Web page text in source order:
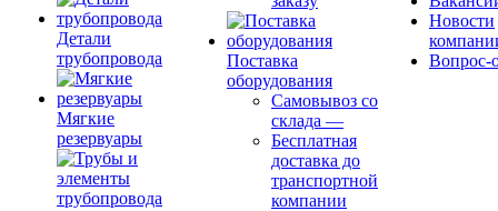
Детали
трубопровода
Мягкие
резервуары
Поставка
оборудования
Самовывоз со
склада —
Бесплатная
доставка до
транспортной
компании
Новости
Вопрос-